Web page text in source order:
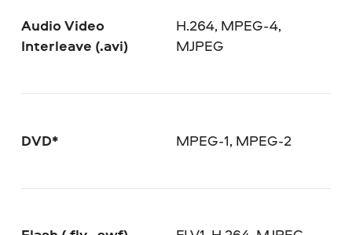
Audio Video
Interleave (.avi)
H.264, MPEG-4,
MJPEG
DVD* MPEG-1, MPEG-2